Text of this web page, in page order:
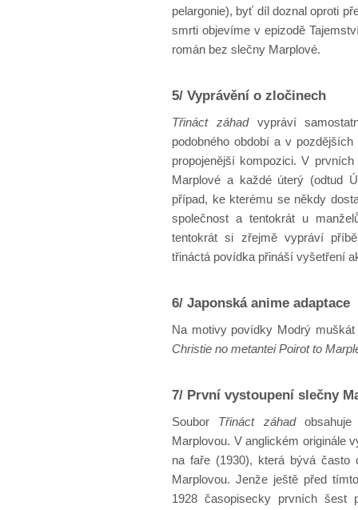
pelargonie), byť díl doznal oproti
smrti objevíme v epizodě
román bez slečny Marplové.
5/ Vyprávění o zločinech
Třináct záhadvypráví
podobného období a v pozdějších
propojenější kompozici. V
Marplové a každé úterý (odtud
případ, ke kterému se někdy
společnost a tentokrát u
tentokrát si zřejmě vypráví
třináctá povídka přináší vyšetření
6/ Japonská anime adaptace
Na motivy povídky Modrý
Christie no metantei Poirot to
7/ První vystoupení slečny
Soubor Třináct záhadobsahuje
Marplovou. V anglickém originále
na faře (1930), která bývá často
Marplovou. Jenže ještě před
1928 časopisecky prvních šest